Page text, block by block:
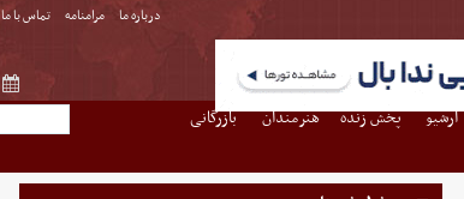
درباره ما مرامنامه تماس با ما
آرشیو پخش زنده هنرمندان
بازرگانی